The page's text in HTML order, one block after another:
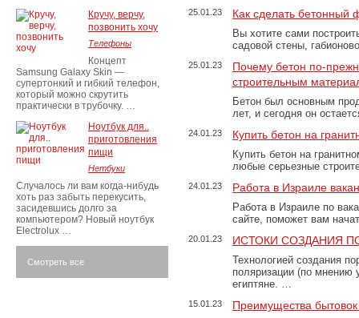
25.01.23 Как сделать бетонный
Вы хотите сами
садовой стены,
25.01.23
Почему бетон по-
строительным
Бетон был основным
лет, и сегодня он
24.01.23 Купить бетон на
Купить бетон на
любые серьезные
24.01.23 Работа в Израиле
Работа в Израиле по
сайте, поможет вам
20.01.23 ИСТОКИ СОЗДАНИЯ
Технологией создания
поляризации (по
египтяне. …
15.01.23 Преимущества
Кручу, верчу,
позвонить хочу
Телефоны
Концепт
Samsung Galaxy Skin —
супертонкий и гибкий телефон,
который можно скрутить
практически в трубочку. …
Ноутбук для..
приготовления
пищи
Нетбуки
Случалось ли вам когда-нибудь
хоть раз забыть перекусить,
засидевшись долго за
компьютером? Новый ноутбук
Electrolux …
Смотреть все